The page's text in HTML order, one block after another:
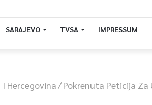
SARAJEVO TVSA IMPRESSUM
I Hercegovina/Pokrenuta Peticija Za